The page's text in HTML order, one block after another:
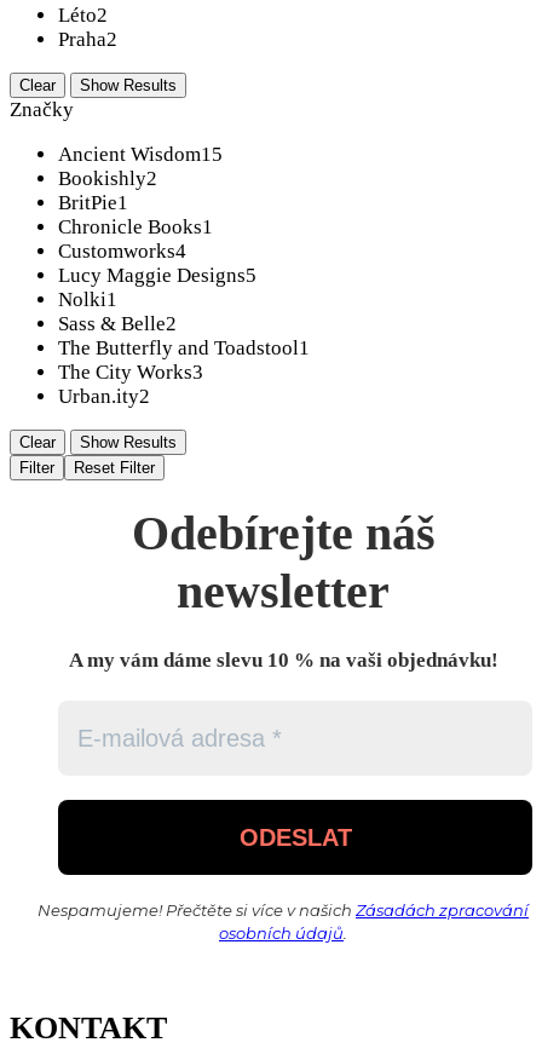
Léto2
Praha2
Clear Show Results
Značky
Ancient Wisdom15
Bookishly2
BritPie1
Chronicle Books1
Customworks4
Lucy Maggie Designs5
Nolki1
Sass & Belle2
The Butterfly and Toadstool1
The City Works3
Urban.ity2
Clear
Show Results
Filter
Reset Filter
Odebírejte náš
newsletter
A my vám dáme slevu 10 % na vaši objednávku!
Nespamujeme! Přečtěte si více v našich Zásadách zpracování
osobních údajů
KONTAKT